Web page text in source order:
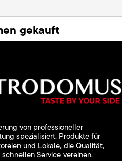
gekauft
von professioneller
spezialisiert. Produkte für
und Lokale, die Qualität,
Service vereinen.